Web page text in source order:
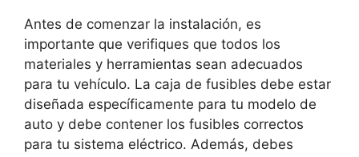
Antes de comenzar la instalación, es
importante que verifiques que todos los
materiales y herramientas sean adecuados
para tu vehículo. La caja de fusibles debe estar
diseñada específicamente para tu modelo de
auto y debe contener los fusibles correctos
para tu sistema eléctrico. Además, debes